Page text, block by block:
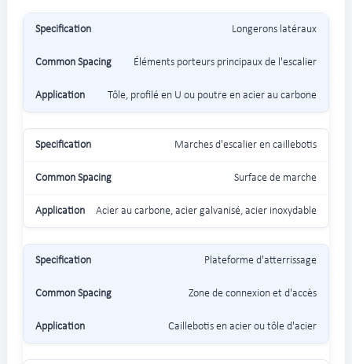
Longerons latéraux
Éléments porteurs principaux de l'escalier
Tôle, profilé en U ou poutre en acier au carbone
Marches d'escalier en caillebotis
Surface de marche
Acier au carbone, acier galvanisé, acier inoxydable
Plateforme d'atterrissage
Zone de connexion et d'accès
Caillebotis en acier ou tôle d'acier